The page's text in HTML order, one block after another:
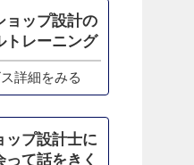
ョップ設計の
トレーニング
詳細をみる
ップ設計士に
って話をきく